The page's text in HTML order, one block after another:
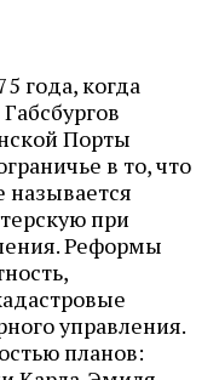
года, когда
Порты
в то, что
при
Реформы
управления.
планов: